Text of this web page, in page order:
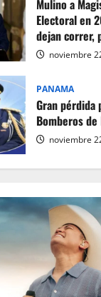
Mulino a
Electoral en
dejan correr,
noviembre
PANAMA
Gran pérdida
Bomberos de
noviembre